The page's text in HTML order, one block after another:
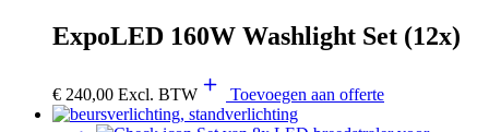
ExpoLED 160W Washlight Set (12x)
€ 240,00 Excl. BTW Toevoegen aan offerte